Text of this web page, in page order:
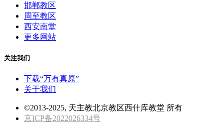
邯郸教区
周至教区
西安南堂
更多网站
关注我们
下载“万有真原”
关于我们
©2013-2025, 天主教北京教区西什库教堂 所有
京ICP备2022026334号